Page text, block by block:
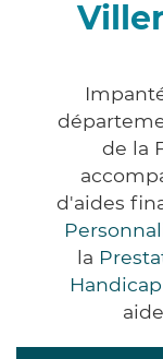
de la
d'aides
la